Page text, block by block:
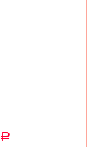
Р